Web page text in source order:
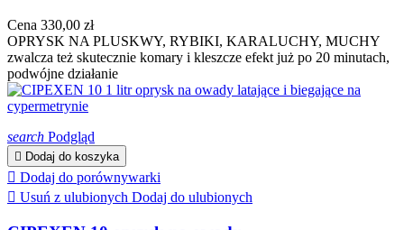
Cena 330,00 zł
OPRYSK NA PLUSKWY, RYBIKI, KARALUCHY, MUCHY
zwalcza też skutecznie komary i kleszcze efekt już po 20 minutach,
podwójne działanie
search Podgląd
 Dodaj do koszyka
 Dodaj do porównywarki
 Usuń z ulubionych Dodaj do ulubionych